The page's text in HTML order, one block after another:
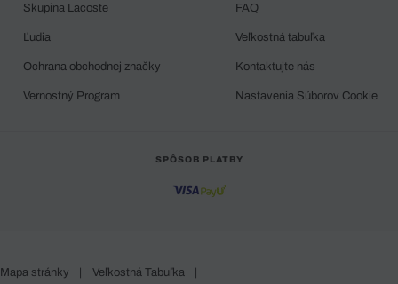
Skupina Lacoste
Ľudia
Ochrana obchodnej značky
Vernostný Program
FAQ
Veľkostná tabuľka
Kontaktujte nás
Nastavenia Súborov Cookie
SPÔSOB PLATBY
Mapa stránky | Veľkostná Tabuľka |